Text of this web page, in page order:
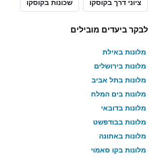
ציוני דרך בקוסקו שכונות בקוסקו
לבקר ביעדים מובילים
מלונות באילת
מלונות בירושלים
מלונות בתל אביב
מלונות בים המלח
מלונות בדובאי
מלונות בבודפשט
מלונות באתונה
מלונות בקו סאמוי